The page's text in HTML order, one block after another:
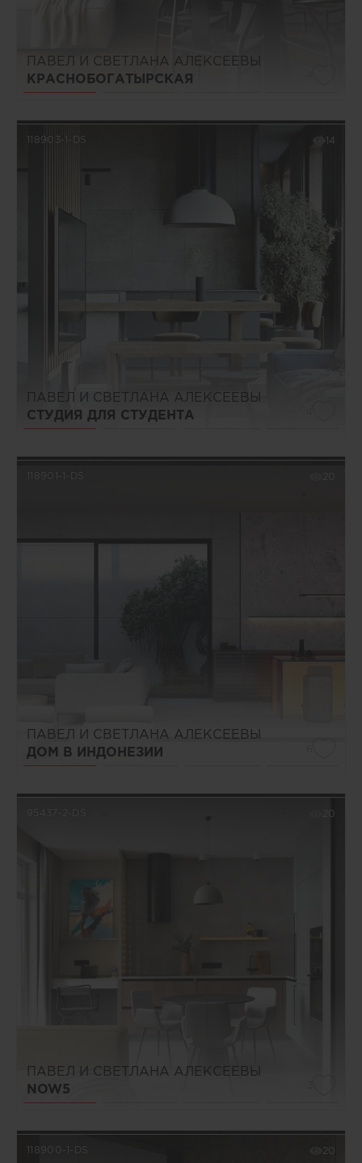
ПАВЕЛ И СВЕТЛАНА АЛЕКСЕЕВЫ
КРАСНОБОГАТЫРСКАЯ
118903-1-DS 14
ПАВЕЛ И СВЕТЛАНА АЛЕКСЕЕВЫ
СТУДИЯ ДЛЯ СТУДЕНТА
118901-1-DS
ПАВЕЛ И СВЕТЛАНА АЛЕКСЕЕВЫ
ДОМ В ИНДОНЕЗИИ
20
ПАВЕЛ И СВЕТЛАНА АЛЕКСЕЕВЫ
NOW5
118900-1-DS 20